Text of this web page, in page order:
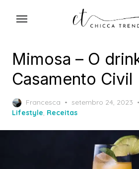
Mimosa – O
Casamento Civil
Francesca
Posted
on
setembro 24, 2023
Lifestyle, Receitas